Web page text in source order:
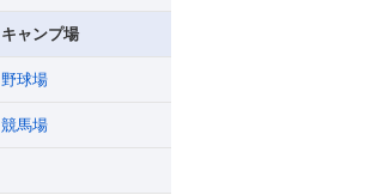
キャンプ場
野球場
競馬場